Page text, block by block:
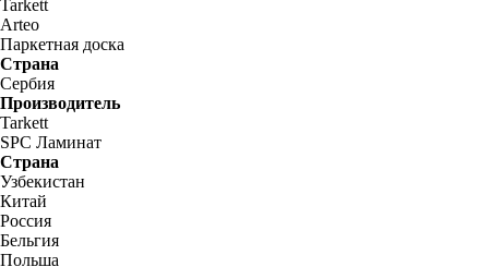
Tarkett
Arteo
Паркетная доска
Страна
Сербия
Производитель
Tarkett
SPC Ламинат
Страна
Узбекистан
Китай
Россия
Бельгия
Польша